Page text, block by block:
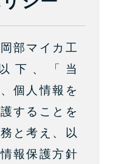
部マイカ工
下、「当
個人情報を
することを
と考え、以
報保護方針